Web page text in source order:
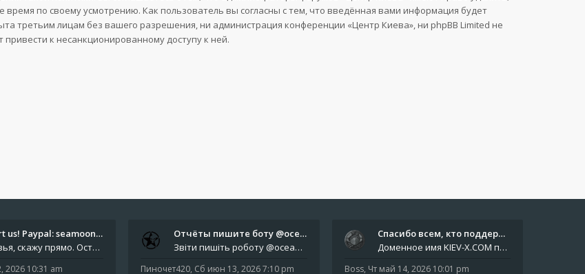
по своему усмотрению. Как пользователь вы согласны с тем, что введённая вами информация будет
третьим лицам без вашего разрешения, ни администрация конференции «Центр Киева», ни phpBB Limited не
к несанкционированному доступу к ней.
Support us! Paypal: seamoonpa…
💡 Друзья, скажу прямо. Осталось мало времени. За это время нам нужно закрыть последние обязательные расходы: около 500
2026 10:31 am
Отчёты пишите боту @oceanfish…
Звіти пишіть роботу @oceanfishbotbot Друзі, важливе повідомлення для учасників форума. Основне звернення опублікован
Пиночет420, Сб июн 13, 2026 7:10 pm
Спасибо всем, кто поддерживае…
Доменное имя KIEV-X.COM продлено до третьей декады августа 2027 года! Спасибо всем анонимным пользователям, которые по
Boss, Чт май 14, 2026 10:01 pm